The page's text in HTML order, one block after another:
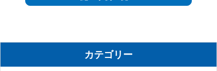
カテゴリー